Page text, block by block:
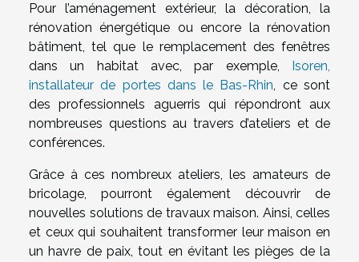
Pour l’aménagement extérieur, la décoration, la
rénovation énergétique ou encore la rénovation
bâtiment, tel que le remplacement des fenêtres
dans un habitat avec, par exemple,
Isoren,
installateur de portes dans le Bas-Rhin, ce sont
des professionnels aguerris qui répondront aux
nombreuses questions au travers d’ateliers et de
conférences.
Grâce à ces nombreux ateliers, les amateurs de
bricolage, pourront également découvrir de
nouvelles solutions de travaux maison. Ainsi, celles
et ceux qui souhaitent transformer leur maison en
un havre de paix, tout en évitant les pièges de la